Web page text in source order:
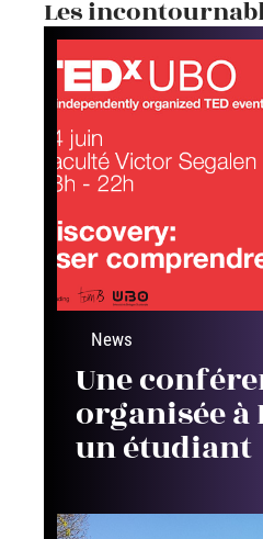
Les
News
Une
organisée à
un étudiant